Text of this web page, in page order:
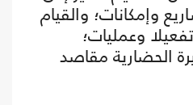
وإمكانات؛ والقيام
وعمليات؛
الحضارية مقاصد